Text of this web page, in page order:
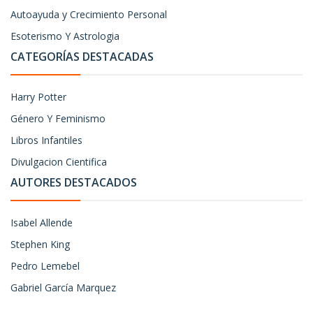
Autoayuda y Crecimiento Personal
Esoterismo Y Astrologia
CATEGORÍAS DESTACADAS
Harry Potter
Género Y Feminismo
Libros Infantiles
Divulgacion Cientifica
AUTORES DESTACADOS
Isabel Allende
Stephen King
Pedro Lemebel
Gabriel García Marquez